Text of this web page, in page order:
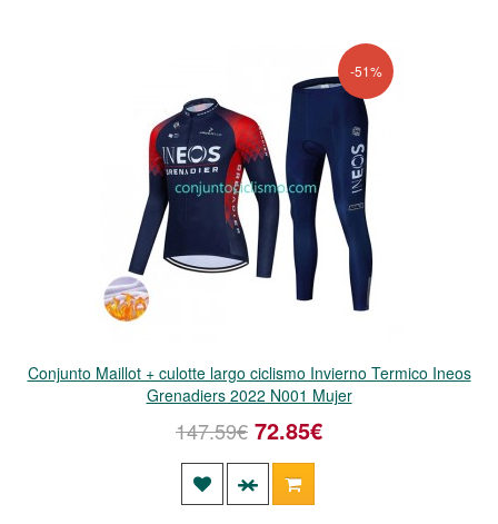
-51%
Conjunto Maillot + culotte largo ciclismo Invierno Termico Ineos
Grenadiers 2022 N001 Mujer
147.59€ 72.85€